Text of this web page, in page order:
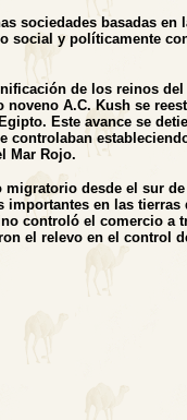
sociedades basadas
y políticamente
de los reinos
A.C. Kush se
Este avance se
Mar Rojo.
desde el sur
en las
controló el comercio
el relevo en el control